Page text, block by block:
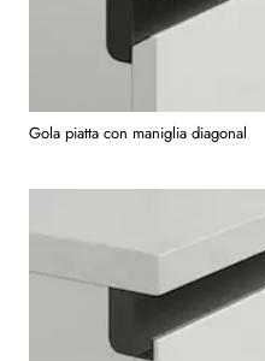
Gola piatta con maniglia diagonal